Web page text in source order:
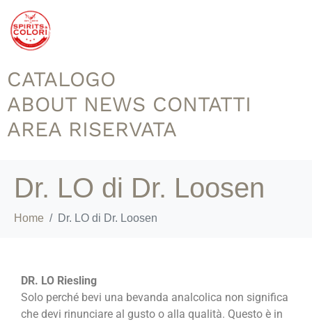
CATALOGO
ABOUT NEWS CONTATTI
AREA RISERVATA
Dr. LO di Dr. Loosen
Home Dr. LO di Dr. Loosen
DR. LO Riesling
Solo perché bevi una bevanda analcolica non significa
che devi rinunciare al gusto o alla qualità. Questo è in